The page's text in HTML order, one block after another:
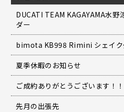
DUCATI TEAM KAGAYAMA水野
ダー
bimota KB998 Rimini シェイク
夏季休暇のお知らせ
ご成約ありがとうございます！！
先月の出張先